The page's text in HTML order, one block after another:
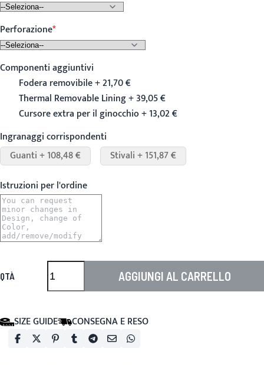
Perforazione
Componenti aggiuntivi
Fodera removibile + 21,70 €
Thermal Removable Lining + 39,05 €
Cursore extra per il ginocchio + 13,02 €
Ingranaggi corrispondenti
Guanti + 108,48 €
Stivali + 151,87 €
Istruzioni per l'ordine
QTÀ AGGIUNGI AL CARRELLO
SIZE GUIDE CONSEGNA E RESO